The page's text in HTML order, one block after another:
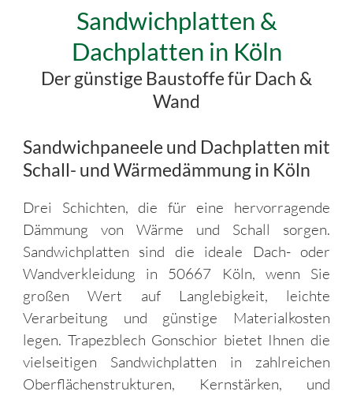
Sandwichplatten &
Dachplatten in Köln
Der günstige Baustoffe für Dach &
Wand
Sandwichpaneele und Dachplatten mit
Schall- und Wärmedämmung in Köln
Drei Schichten, die für eine hervorragende
Dämmung von Wärme und Schall sorgen.
Sandwichplatten sind die ideale Dach- oder
Wandverkleidung in 50667 Köln, wenn Sie
großen Wert auf Langlebigkeit, leichte
Verarbeitung und günstige Materialkosten
legen. Trapezblech Gonschior bietet Ihnen die
vielseitigen Sandwichplatten in zahlreichen
Oberflächenstrukturen, Kernstärken, und